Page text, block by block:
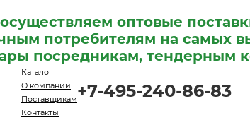
оптовые
потребителям на самых
посредникам, тендерным
Каталог
О компании
Поставщикам
Контакты
+7-495-240-86-83